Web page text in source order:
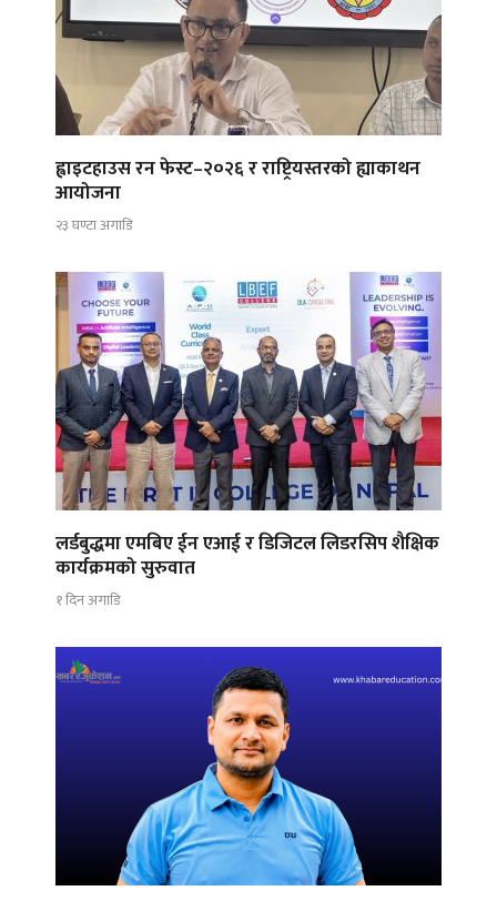
ह्वाइटहाउस रन फेस्ट–२०२६ र राष्ट्रियस्तरको ह्याकाथन
आयोजना
२३ घण्टा अगाडि
लर्डबुद्धमा एमबिए ईन एआई र डिजिटल लिडरसिप शैक्षिक
कार्यक्रमको सुरुवात
१ दिन अगाडि